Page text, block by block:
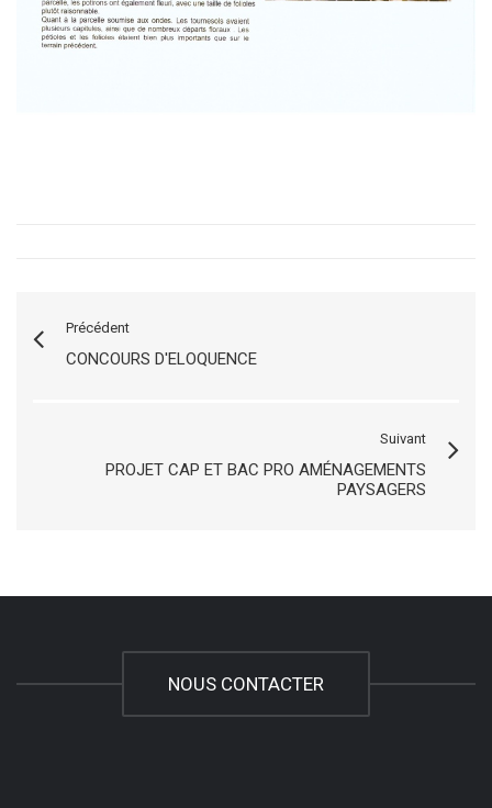
Précédent
CONCOURS D'ELOQUENCE
Suivant
PROJET CAP ET BAC PRO AMÉNAGEMENTS
PAYSAGERS
NOUS CONTACTER